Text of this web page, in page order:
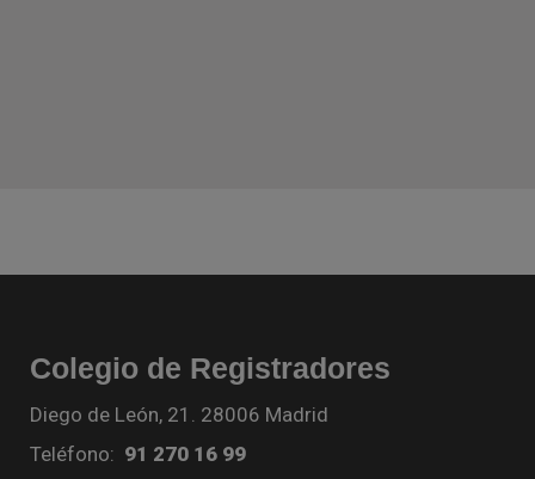
Colegio de Registradores
Diego de León, 21. 28006 Madrid
Teléfono: 91 270 16 99